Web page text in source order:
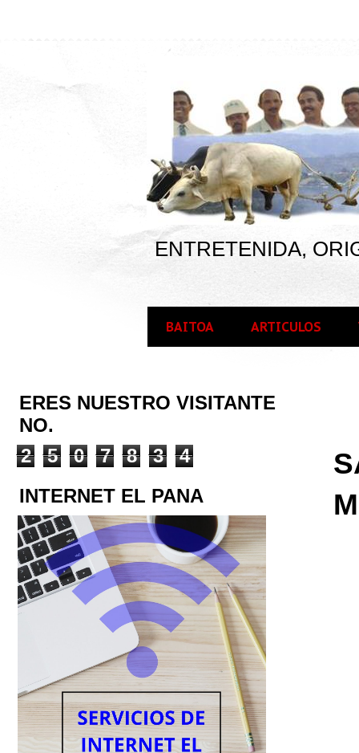
ENTRETENIDA,
BAITOA ARTICULOS
ERES NUESTRO VISITANTE
NO.
2
5 0 7 8 3
4
INTERNET EL PANA